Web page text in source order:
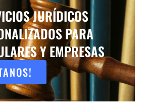
JURÍDICOS
PARA
Y EMPRESAS